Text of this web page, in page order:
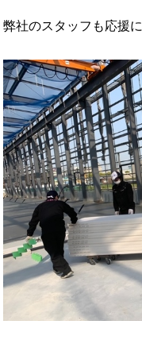
弊社のスタッフも応援